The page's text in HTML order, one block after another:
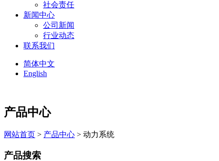
社会责任
新闻中心
公司新闻
行业动态
联系我们
简体中文
English
产品中心
网站首页 > 产品中心 > 动力系统
产品搜索